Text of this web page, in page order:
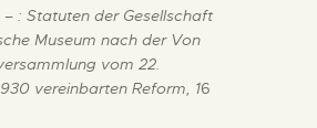
RESSOURCEN
– : Statuten der Gesellschaft
Museum nach der Von
vom 22.
vereinbarten Reform, 16